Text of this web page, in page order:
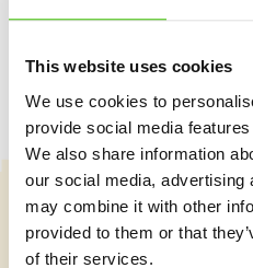
This website uses cookies
We use cookies to
provide social media
We also share information
our social media, advertising
may combine it with other
provided to them or that
of their services.